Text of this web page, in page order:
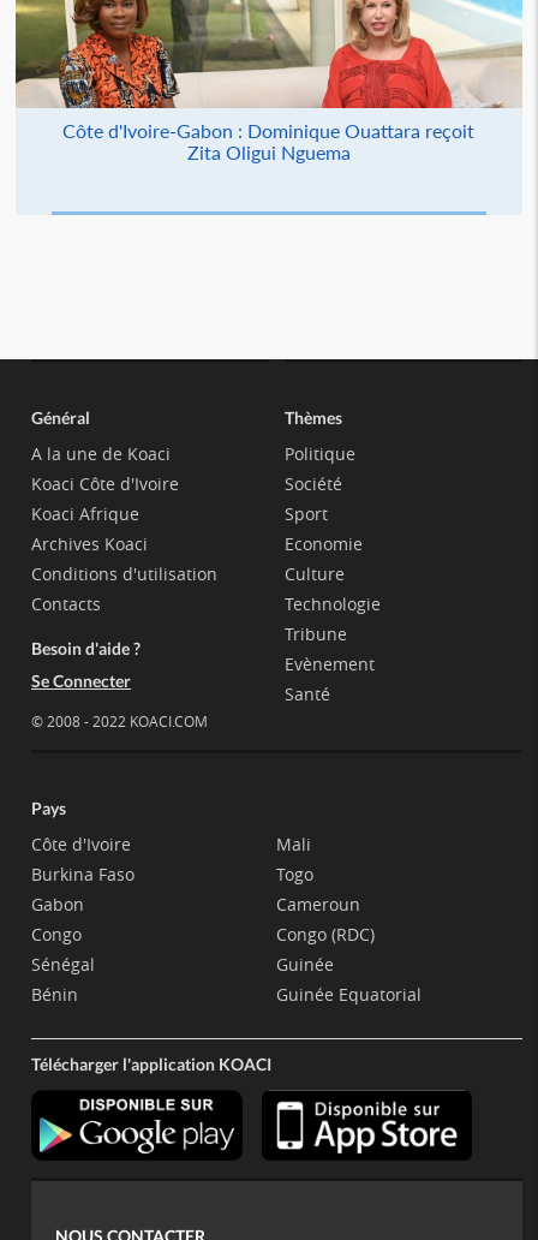
Côte d'Ivoire-Gabon : Dominique Ouattara reçoit
Zita Oligui Nguema
Général
A la une de Koaci
Koaci Côte d'Ivoire
Koaci Afrique
Archives Koaci
Conditions d'utilisation
Contacts
Besoin d'aide ?
Se Connecter
© 2008 - 2022 KOACI.COM
Thèmes
Politique
Société
Sport
Economie
Culture
Technologie
Tribune
Evènement
Santé
Pays
Côte d'Ivoire
Burkina Faso
Gabon
Congo
Sénégal
Bénin
Mali
Togo
Cameroun
Congo (RDC)
Guinée
Guinée Equatorial
Télécharger l'application KOACI